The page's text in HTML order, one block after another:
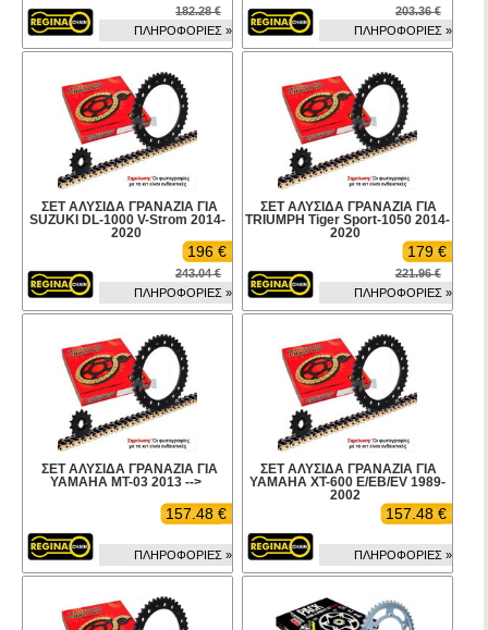
182.28 €
ΠΛΗΡΟΦΟΡΙΕΣ »
203.36 €
ΠΛΗΡΟΦΟΡΙΕΣ »
ΣΕΤ ΑΛΥΣΙΔΑ ΓΡΑΝΑΖΙΑ ΓΙΑ
SUZUKI DL-1000 V-Strom 2014-
2020
196 €
243.04 €
ΠΛΗΡΟΦΟΡΙΕΣ »
ΣΕΤ ΑΛΥΣΙΔΑ ΓΡΑΝΑΖΙΑ ΓΙΑ
TRIUMPH Tiger Sport-1050 2014-
2020
179 €
221.96 €
ΠΛΗΡΟΦΟΡΙΕΣ »
ΣΕΤ ΑΛΥΣΙΔΑ ΓΡΑΝΑΖΙΑ ΓΙΑ
YAMAHA MT-03 2013 -->
157.48 €
ΠΛΗΡΟΦΟΡΙΕΣ »
ΣΕΤ ΑΛΥΣΙΔΑ ΓΡΑΝΑΖΙΑ ΓΙΑ
YAMAHA XT-600 E/EB/EV 1989-
2002
157.48 €
ΠΛΗΡΟΦΟΡΙΕΣ »